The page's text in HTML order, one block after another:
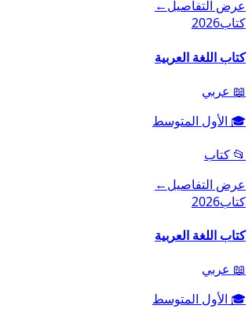
عرض التفاصيل←
كتاب2026
كتاب اللغة العربية
📖 عربي
🎓 الأول المتوسط
📂 كتاب
عرض التفاصيل←
كتاب2026
كتاب اللغة العربية
📖 عربي
🎓 الأول المتوسط